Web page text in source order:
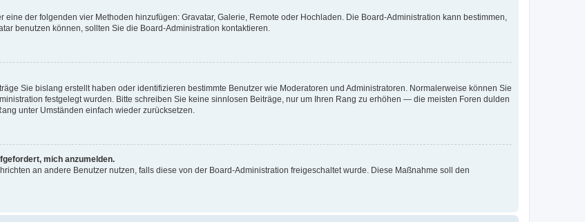
eine der folgenden vier Methoden hinzufügen: Gravatar, Galerie, Remote oder Hochladen. Die Board-Administration kann bestimmen,
benutzen können, sollten Sie die Board-Administration kontaktieren.
Sie bislang erstellt haben oder identifizieren bestimmte Benutzer wie Moderatoren und Administratoren. Normalerweise können Sie
festgelegt wurden. Bitte schreiben Sie keine sinnlosen Beiträge, nur um Ihren Rang zu erhöhen — die meisten Foren dulden
unter Umständen einfach wieder zurücksetzen.
mich anzumelden.
an andere Benutzer nutzen, falls diese von der Board-Administration freigeschaltet wurde. Diese Maßnahme soll den